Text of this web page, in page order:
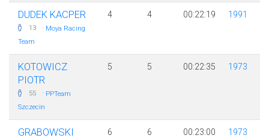
DUDEK KACPER
13 · Moya Racing
Team
4 4 00:22:19 1991
KOTOWICZ
PIOTR
55 · PPTeam
Szczecin
5 5 00:22:35 1973
GRABOWSKI
6 6 00:23:00 1973